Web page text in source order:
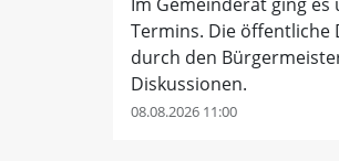
Termins. Die öffentliche
durch den
Diskussionen.
08.08.2026 11:00